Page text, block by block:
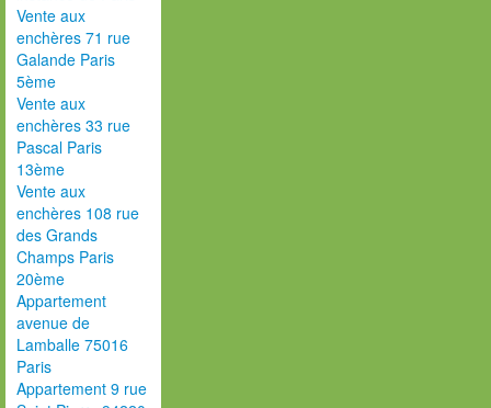
Vente aux
enchères 71 rue
Galande Paris
5ème
Vente aux
enchères 33 rue
Pascal Paris
13ème
Vente aux
enchères 108 rue
des Grands
Champs Paris
20ème
Appartement
avenue de
Lamballe 75016
Paris
Appartement 9 rue